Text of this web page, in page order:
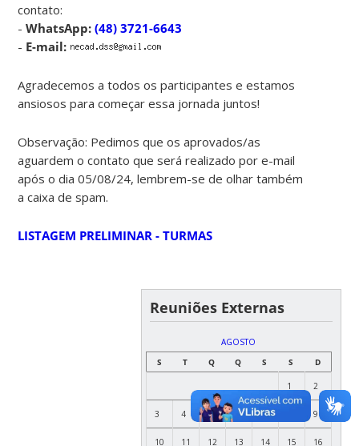
contato:
-WhatsApp: (48) 3721-6643
- E-mail:
Agradecemos a todos os participantes e estamos
ansiosos para começar essa jornada juntos!
Observação: Pedimos que os aprovados/as
aguardem o contato que será realizado por e-mail
após o dia 05/08/24, lembrem-se de olhar também
a caixa de spam.
LISTAGEM PRELIMINAR - TURMAS
Reuniões Externas
AGOSTO
S
T Q Q S S D
1 2
3 4 5 6 7 9
10 11 12 13 14 15 16